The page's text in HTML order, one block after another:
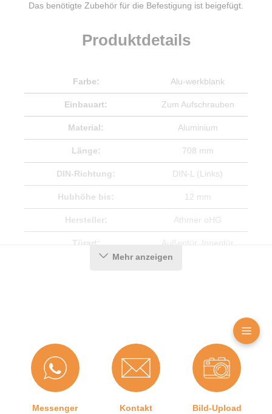
Das benötigte Zubehör für die Befestigung ist beigefügt.
Produktdetails
Farbe: Alu-werkblank
Einbauart: Zum Aufschrauben
Material: Aluminium
Länge: 708 mm
DIN-Richtung: DIN-L (Links)
Hubhöhe bis: 12 mm
Hersteller: Athmer oHG
Türart: Außentür , Innentür
Angaben zum Hersteller (Informationspflichten zur
GPSR Produktsicherheitsverordnung)
Athmer oHG
Sophienhammer
59757 Arnsberg, Deutschland
Mehr anzeigen
Messenger Kontakt Bild-Upload